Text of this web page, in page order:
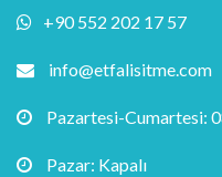
+90 552 202 17 57
info@etfalisitme.com
Pazartesi-Cumartesi:
Pazar: Kapalı